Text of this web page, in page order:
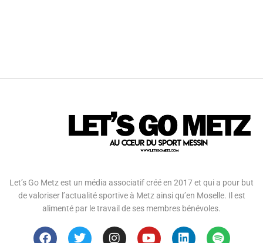
Let’s Go Metz est un média associatif créé en 2017 et qui a pour but
de valoriser l’actualité sportive à Metz ainsi qu’en Moselle. Il est
alimenté par le travail de ses membres bénévoles.